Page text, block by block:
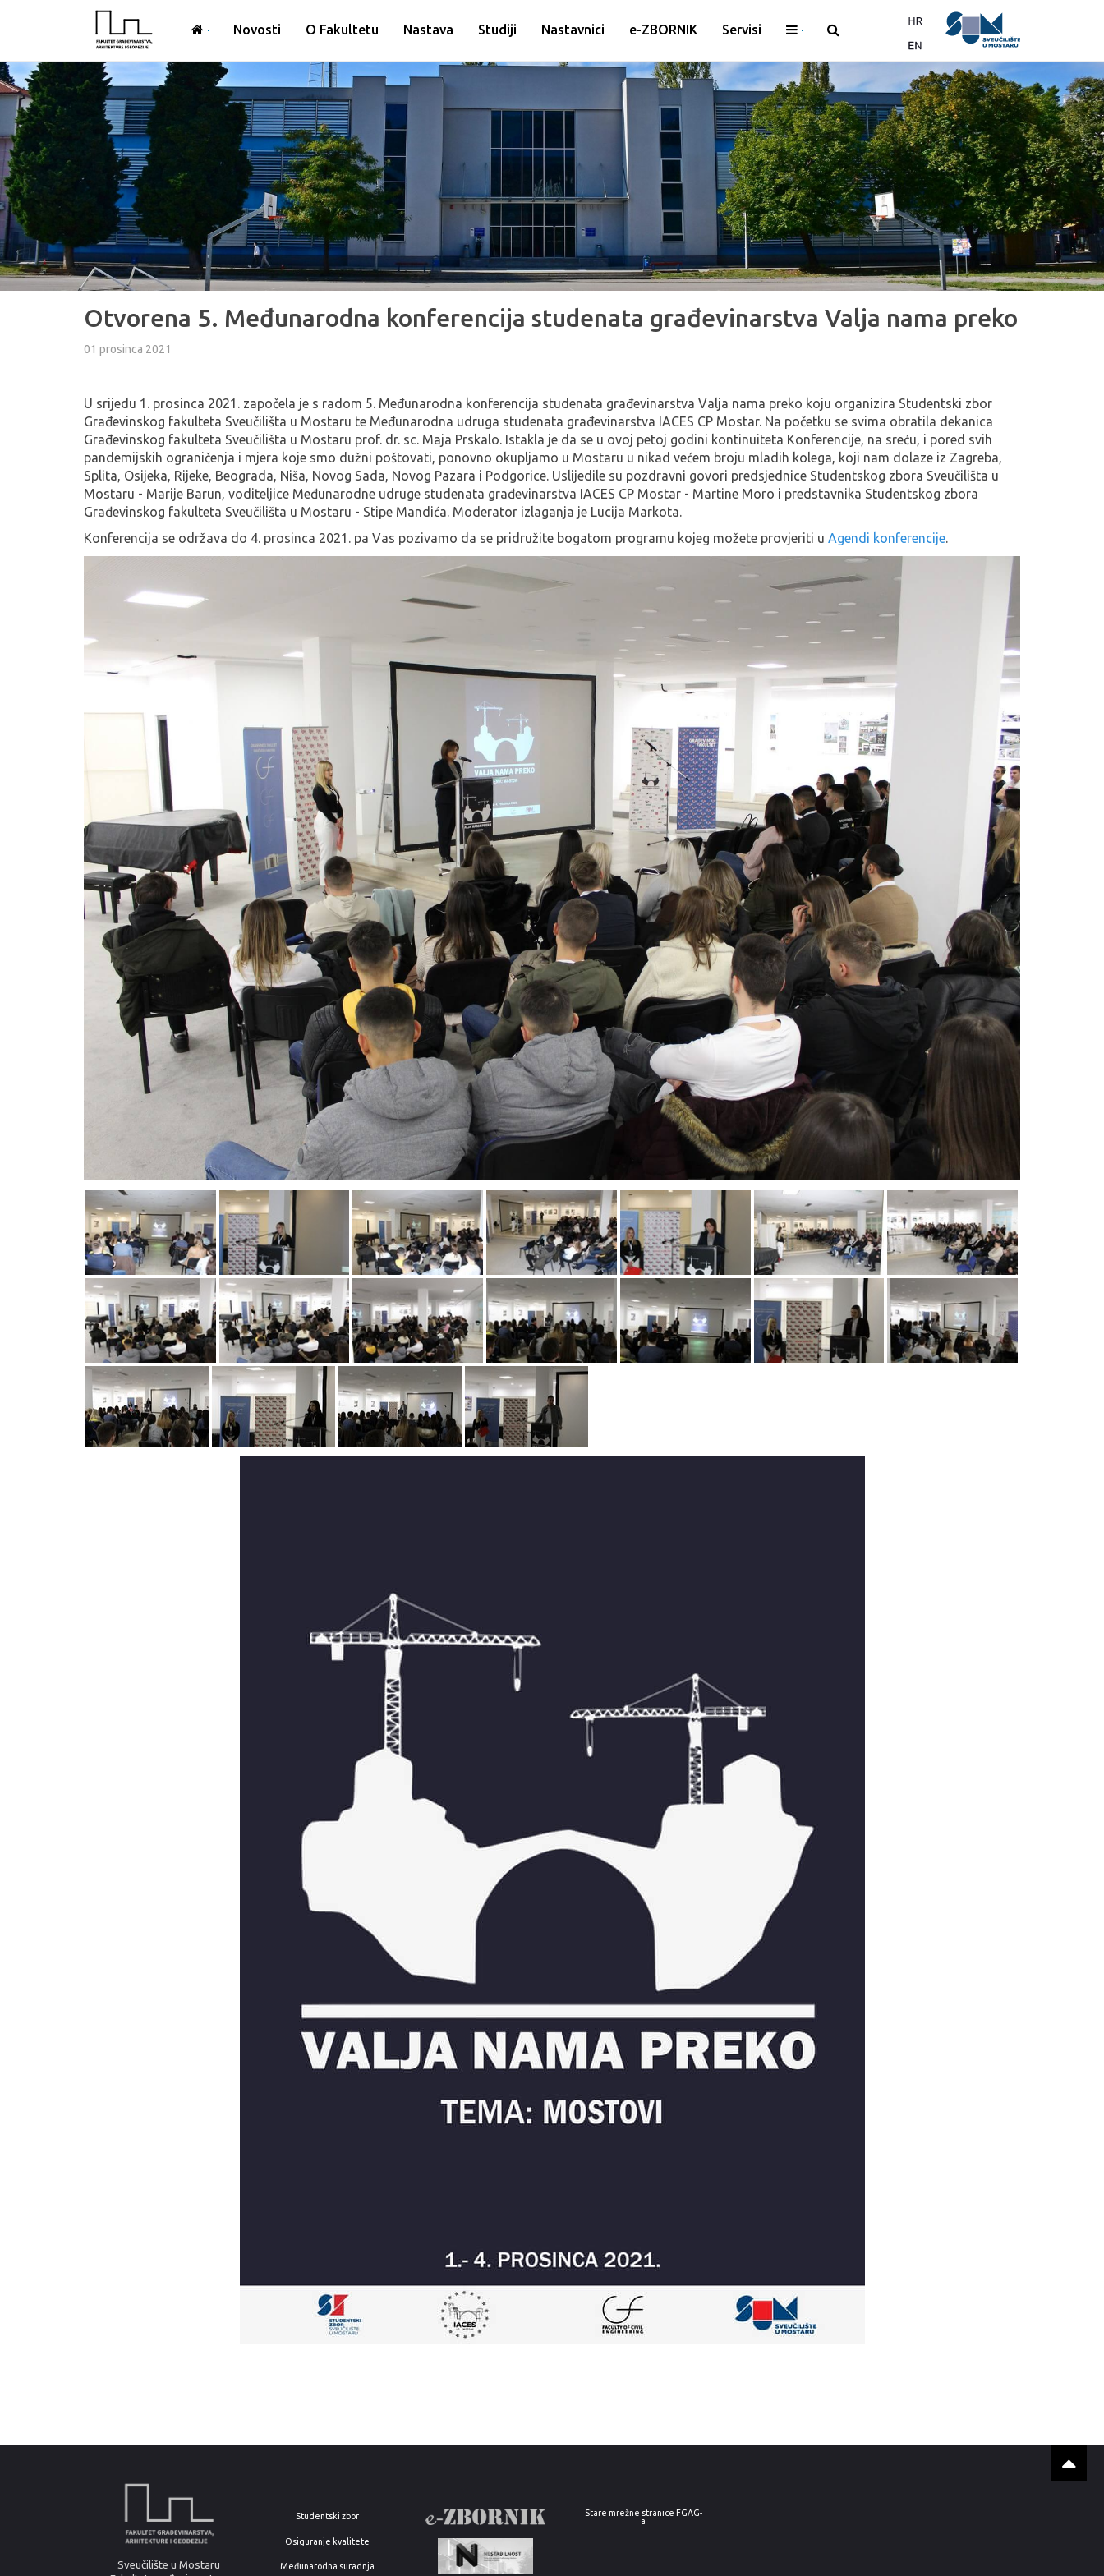
Novosti O Fakultetu Nastava Studiji Nastavnici e-ZBORNIK Servisi
Otvorena 5. Međunarodna konferencija studenata građevinarstva Valja nama preko
01 prosinca 2021
U srijedu 1. prosinca 2021. započela je s radom 5. Međunarodna konferencija studenata građevinarstva Valja nama preko koju organizira Studentski zbor
Građevinskog fakulteta Sveučilišta u Mostaru te Međunarodna udruga studenata građevinarstva IACES CP Mostar. Na početku se svima obratila dekanica
Građevinskog fakulteta Sveučilišta u Mostaru prof. dr. sc. Maja Prskalo. Istakla je da se u ovoj petoj godini kontinuiteta Konferencije, na sreću, i pored svih
pandemijskih ograničenja i mjera koje smo dužni poštovati, ponovno okupljamo u Mostaru u nikad većem broju mladih kolega, koji nam dolaze iz Zagreba,
Splita, Osijeka, Rijeke, Beograda, Niša, Novog Sada, Novog Pazara i Podgorice. Uslijedile su pozdravni govori predsjednice Studentskog zbora Sveučilišta u
Mostaru - Marije Barun, voditeljice Međunarodne udruge studenata građevinarstva IACES CP Mostar - Martine Moro i predstavnika Studentskog zbora
Građevinskog fakulteta Sveučilišta u Mostaru - Stipe Mandića. Moderator izlaganja je Lucija Markota.
Konferencija se održava do 4. prosinca 2021. pa Vas pozivamo da se pridružite bogatom programu kojeg možete provjeriti u Agendi konferencije.
Sveučilište u Mostaru
Studentski zbor
Osiguranje kvalitete
Međunarodna suradnja
Stare mrežne stranice FGAG-
a